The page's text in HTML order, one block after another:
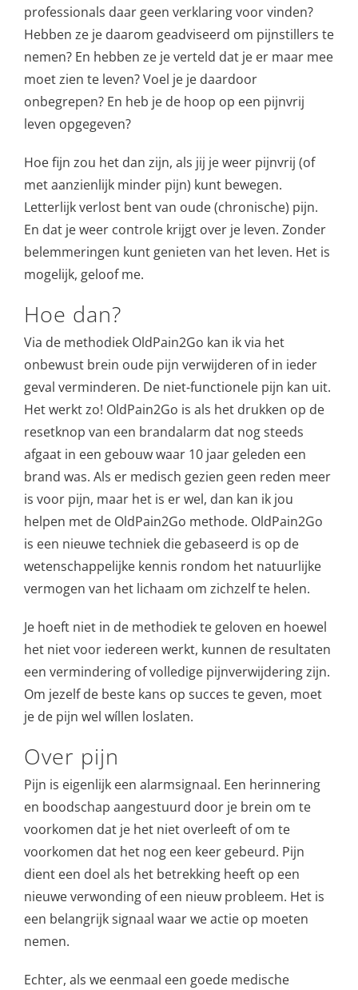
professionals daar geen verklaring voor vinden?
Hebben ze je daarom geadviseerd om pijnstillers te
nemen? En hebben ze je verteld dat je er maar mee
moet zien te leven? Voel je je daardoor
onbegrepen? En heb je de hoop op een pijnvrij
leven opgegeven?
Hoe fijn zou het dan zijn, als jij je weer pijnvrij (of
met aanzienlijk minder pijn) kunt bewegen.
Letterlijk verlost bent van oude (chronische) pijn.
En dat je weer controle krijgt over je leven. Zonder
belemmeringen kunt genieten van het leven. Het is
mogelijk, geloof me.
Hoe dan?
Via de methodiek OldPain2Go kan ik via het
onbewust brein oude pijn verwijderen of in ieder
geval verminderen. De niet-functionele pijn kan uit.
Het werkt zo! OldPain2Go is als het drukken op de
resetknop van een brandalarm dat nog steeds
afgaat in een gebouw waar 10 jaar geleden een
brand was. Als er medisch gezien geen reden meer
is voor pijn, maar het is er wel, dan kan ik jou
helpen met de OldPain2Go methode. OldPain2Go
is een nieuwe techniek die gebaseerd is op de
wetenschappelijke kennis rondom het natuurlijke
vermogen van het lichaam om zichzelf te helen.
Je hoeft niet in de methodiek te geloven en hoewel
het niet voor iedereen werkt, kunnen de resultaten
een vermindering of volledige pijnverwijdering zijn.
Om jezelf de beste kans op succes te geven, moet
je de pijn wel wíllen loslaten.
Over pijn
Pijn is eigenlijk een alarmsignaal. Een herinnering
en boodschap aangestuurd door je brein om te
voorkomen dat je het niet overleeft of om te
voorkomen dat het nog een keer gebeurd. Pijn
dient een doel als het betrekking heeft op een
nieuwe verwonding of een nieuw probleem. Het is
een belangrijk signaal waar we actie op moeten
nemen.
Echter, als we eenmaal een goede medische